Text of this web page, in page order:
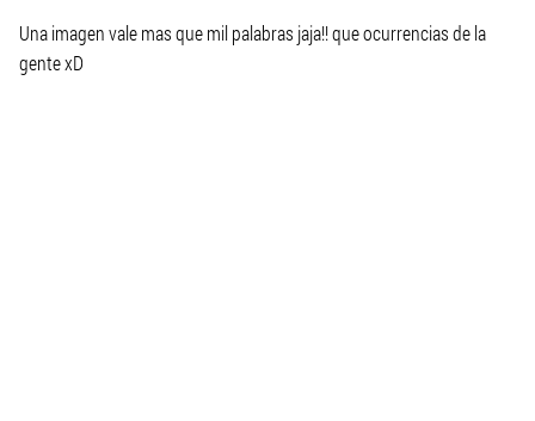
Una imagen vale mas que mil palabras jaja!! que ocurrencias de la
gente xD